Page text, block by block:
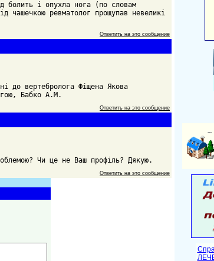
болить і опухла нога (по словам
чашечкою ревматолог прощупав невеликі
Ответить на это сообщение
до вертебролога Фіщена Якова
Бабко А.М.
Ответить на это сообщение
Чи це не Ваш профіль? Дякую.
Ответить на это сообщение